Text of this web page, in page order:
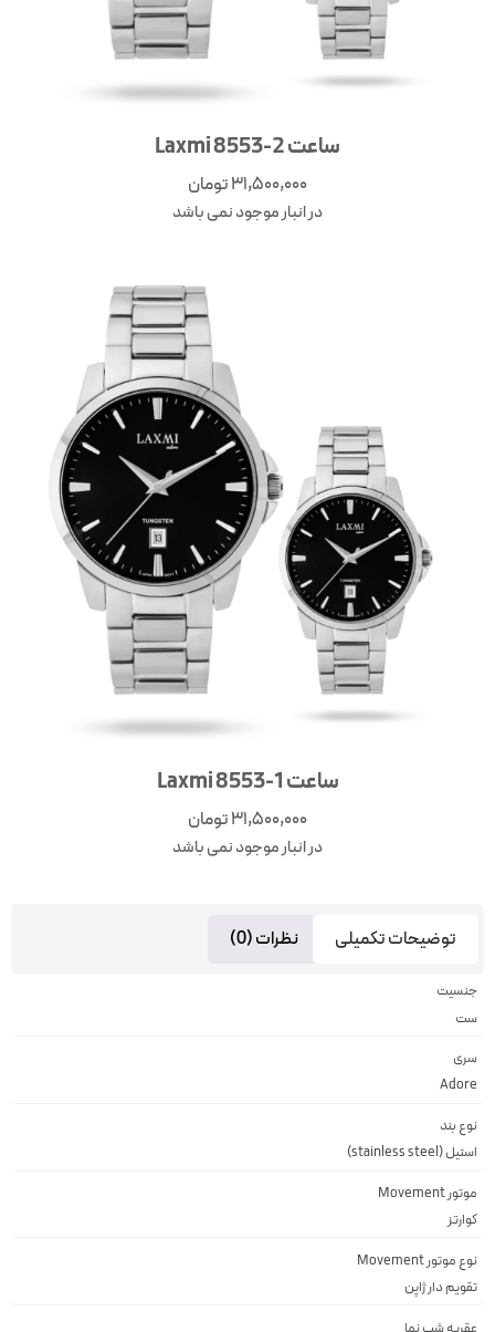
ساعت Laxmi 8553-2
31,500,000تومان
در انبار موجود نمی باشد
ساعت Laxmi 8553-1
31,500,000تومان
در انبار موجود نمی باشد
توضیحات تکمیلی نظرات (0)
جنسیت
ست
سری
Adore
نوع بند
استیل (stainless steel)
موتور Movement
کوارتز
نوع موتور Movement
تقويم دار ژاپن
عقربه شب نما